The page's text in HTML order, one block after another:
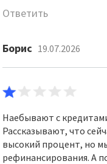
Ответить
Борис 19.07.2026
Наебывают с
Рассказывают, что
высокий процент, но
рефинансирования. А